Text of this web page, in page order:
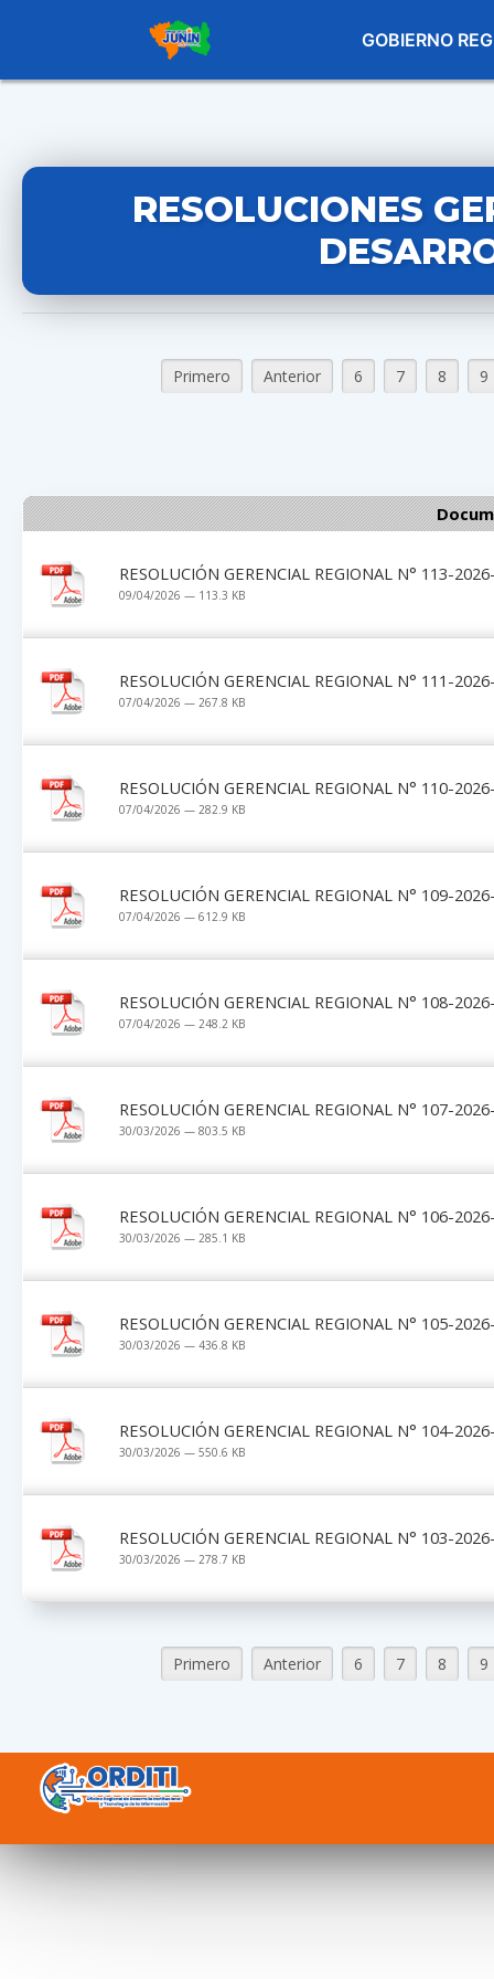
GOBIERNO
RESOLUCIONES
Primero Anterior 6 7 8 9
RESOLUCIÓN GERENCIAL REGIONAL N° 113-
09/04/2026 — 113.3 KB
RESOLUCIÓN GERENCIAL REGIONAL N° 111-
07/04/2026 — 267.8 KB
RESOLUCIÓN GERENCIAL REGIONAL N° 110-
07/04/2026 — 282.9 KB
RESOLUCIÓN GERENCIAL REGIONAL N° 109-
07/04/2026 — 612.9 KB
RESOLUCIÓN GERENCIAL REGIONAL N° 108-
07/04/2026 — 248.2 KB
RESOLUCIÓN GERENCIAL REGIONAL N° 107-
30/03/2026 — 803.5 KB
RESOLUCIÓN GERENCIAL REGIONAL N° 106-
30/03/2026 — 285.1 KB
RESOLUCIÓN GERENCIAL REGIONAL N° 105-
30/03/2026 — 436.8 KB
RESOLUCIÓN GERENCIAL REGIONAL N° 104-
30/03/2026 — 550.6 KB
RESOLUCIÓN GERENCIAL REGIONAL N° 103-
30/03/2026 — 278.7 KB
Primero Anterior 6 7 8 9